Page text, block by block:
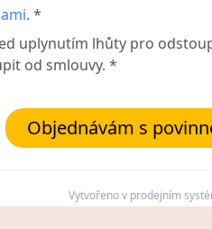
. *
uplynutím lhůty pro
od smlouvy. *
Objednávám s
Vytvořeno v prodejním